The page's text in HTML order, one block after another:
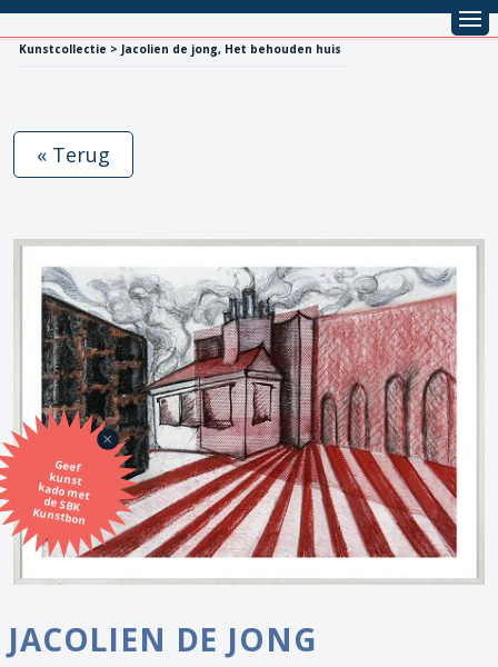
Kunstcollectie > Jacolien de jong, Het behouden huis
Geef
kunst
kado met
de SBK
Kunstbon
« Terug
JACOLIEN DE JONG